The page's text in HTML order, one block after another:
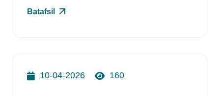
Batafsil
10-04-2026 160